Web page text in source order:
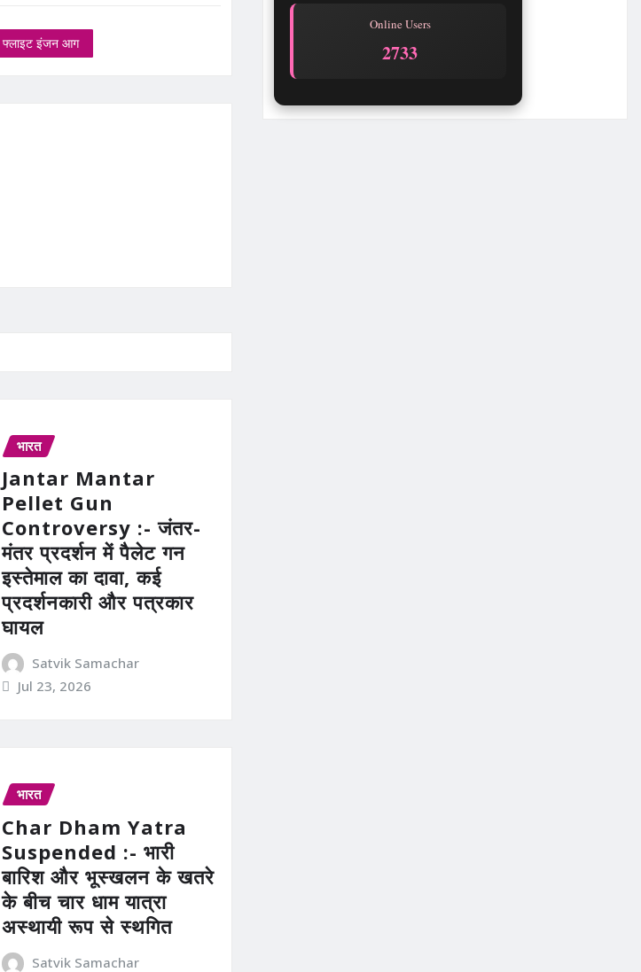
फ्लाइट इंजन आग
भारत
Jantar Mantar
Pellet Gun
Controversy :- जंतर-
मंतर प्रदर्शन में पैलेट गन
इस्तेमाल का दावा, कई
प्रदर्शनकारी और पत्रकार
घायल
Satvik Samachar
Jul 23, 2026
भारत
Char Dham Yatra
Suspended :- भारी
बारिश और भूस्खलन के खतरे
के बीच चार धाम यात्रा
अस्थायी रूप से स्थगित
Satvik Samachar
Online Users
2737